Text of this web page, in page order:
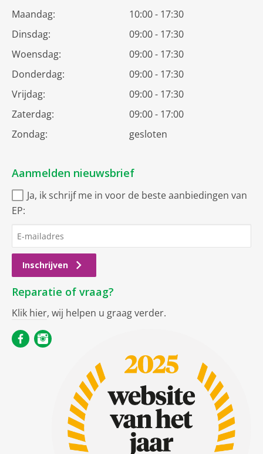
Maandag:
10:00 - 17:30
Dinsdag:
09:00 - 17:30
Woensdag:
09:00 - 17:30
Donderdag:
09:00 - 17:30
Vrijdag:
09:00 - 17:30
Zaterdag:
09:00 - 17:00
Zondag:
gesloten
Aanmelden nieuwsbrief
Ja, ik schrijf me in voor de beste aanbiedingen van
EP:
Inschrijven
Reparatie of vraag?
Klik hier, wij helpen u graag verder.